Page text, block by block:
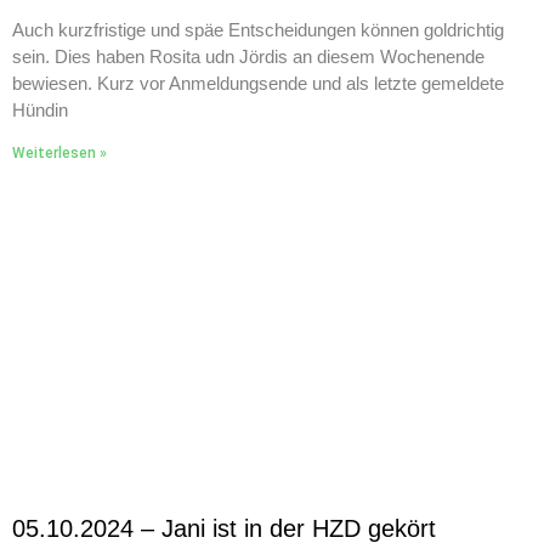
Auch kurzfristige und späe Entscheidungen können goldrichtig
sein. Dies haben Rosita udn Jördis an diesem Wochenende
bewiesen. Kurz vor Anmeldungsende und als letzte gemeldete
Hündin
Weiterlesen »
05.10.2024 – Jani ist in der HZD gekört